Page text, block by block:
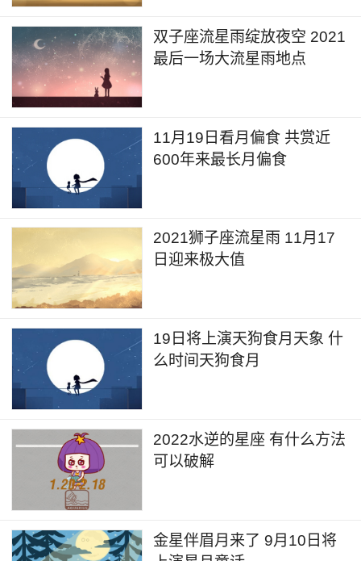
双子座流星雨绽放夜空 2021
最后一场大流星雨地点
11月19日看月偏食 共赏近
600年来最长月偏食
2021狮子座流星雨 11月17
日迎来极大值
19日将上演天狗食月天象 什
么时间天狗食月
2022水逆的星座 有什么方法
可以破解
金星伴眉月来了 9月10日将